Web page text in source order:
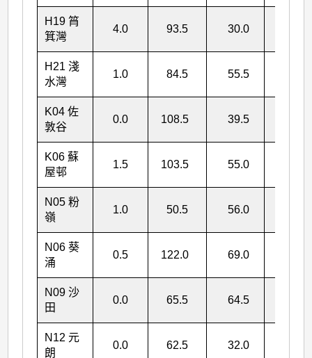
H19 筲
箕灣
4.0 93.5 30.0
H21 淺
水灣
1.0 84.5 55.5
K04 佐
敦谷
0.0 108.5 39.5
K06 蘇
屋邨
1.5 103.5 55.0
N05 粉
嶺
1.0 50.5 56.0
N06 葵
涌
0.5 122.0 69.0
N09 沙
田
0.0 65.5 64.5
N12 元
朗
0.0 62.5 32.0